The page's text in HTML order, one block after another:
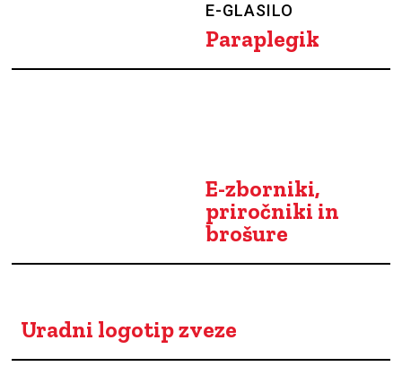
E-GLASILO
Paraplegik
E-zborniki,
priročniki in
brošure
Uradni logotip zveze